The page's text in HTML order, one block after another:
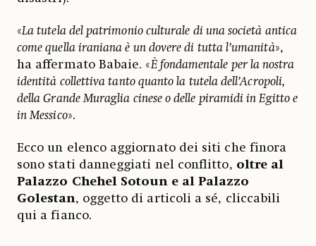
«La tutela del patrimonio culturale di una società antica
come quella iraniana è un dovere di tutta l’umanità»,
ha affermato Babaie. «È fondamentale per la nostra
identità collettiva tanto quanto la tutela dell’Acropoli,
della Grande Muraglia cinese o delle piramidi in Egitto e
in Messico».
Ecco un elenco aggiornato dei siti che finora
sono stati danneggiati nel conflitto, oltre al
Palazzo Chehel Sotoun e al Palazzo
Golestan, oggetto di articoli a sé, cliccabili
qui a fianco.